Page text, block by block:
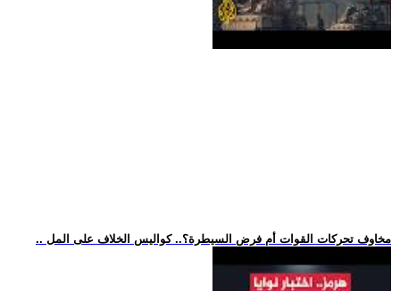
.. مخاوف تحركات القوات أم فرض السيطرة؟.. كواليس الخلاف على المل